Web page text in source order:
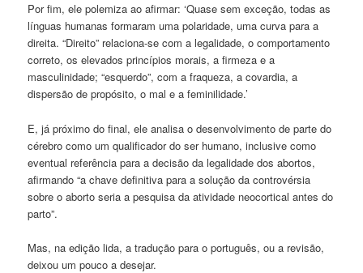
Por fim, ele polemiza ao afirmar: ‘Quase sem exceção, todas as
línguas humanas formaram uma polaridade, uma curva para a
direita. “Direito” relaciona-se com a legalidade, o comportamento
correto, os elevados princípios morais, a firmeza e a
masculinidade; “esquerdo”, com a fraqueza, a covardia, a
dispersão de propósito, o mal e a feminilidade.’
E, já próximo do final, ele analisa o desenvolvimento de parte do
cérebro como um qualificador do ser humano, inclusive como
eventual referência para a decisão da legalidade dos abortos,
afirmando “a chave definitiva para a solução da controvérsia
sobre o aborto seria a pesquisa da atividade neocortical antes do
parto”.
Mas, na edição lida, a tradução para o português, ou a revisão,
deixou um pouco a desejar.